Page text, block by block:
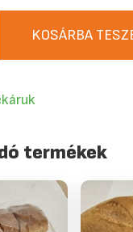
KOSÁRBA
termékek